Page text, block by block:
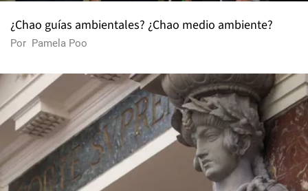
¿Chao guías ambientales? ¿Chao medio ambiente?
Por Pamela Poo